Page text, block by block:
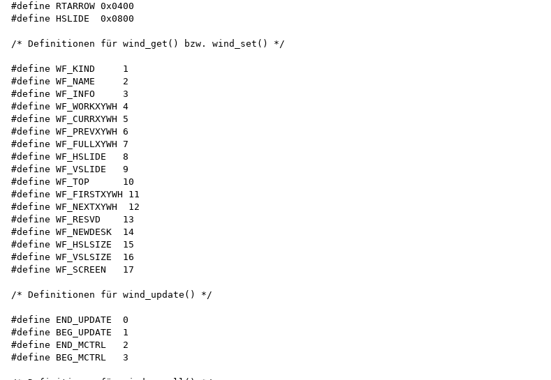
#define RTARROW 0x0400
#define HSLIDE  0x0800
/* Definitionen für wind_get() bzw. wind_set() */
#define WF_KIND     1
#define WF_NAME     2
#define WF_INFO     3
#define WF_WORKXYWH 4
#define WF_CURRXYWH 5
#define WF_PREVXYWH 6
#define WF_FULLXYWH 7
#define WF_HSLIDE   8
#define WF_VSLIDE   9
#define WF_TOP      10
#define WF_FIRSTXYWH 11
#define WF_NEXTXYWH  12
#define WF_RESVD    13
#define WF_NEWDESK  14
#define WF_HSLSIZE  15
#define WF_VSLSIZE  16
#define WF_SCREEN   17
/* Definitionen für wind_update() */
#define END_UPDATE  0
#define BEG_UPDATE  1
#define END_MCTRL   2
#define BEG_MCTRL   3